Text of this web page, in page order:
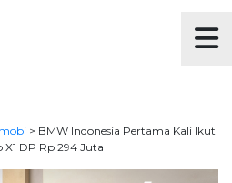
> BMW Indonesia Pertama Kali Ikut
DP Rp 294 Juta